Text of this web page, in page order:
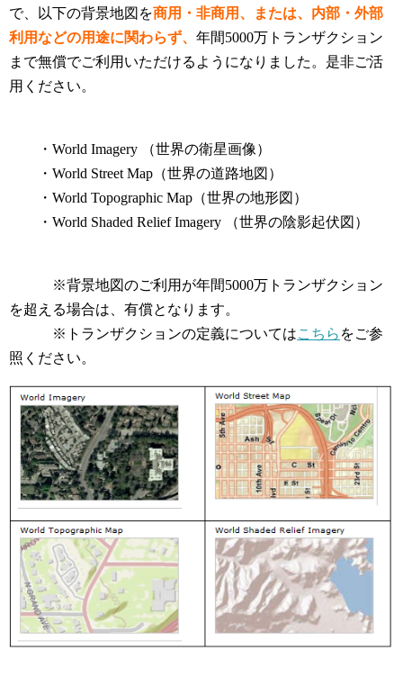
で、以下の背景地図を商用・非商用、または、内部・外部
利用などの用途に関わらず、 年間5000万トランザクション
まで無償でご利用いただけるようになりました。是非ご活
用ください。
・World Imagery （世界の衛星画像）
・World Street Map（世界の道路地図）
・World Topographic Map（世界の地形図）
・World Shaded Relief Imagery （世界の陰影起伏図）
※背景地図のご利用が年間5000万トランザクション
を超える場合は、有償となります。
※トランザクションの定義についてはこちら をご参
照ください。